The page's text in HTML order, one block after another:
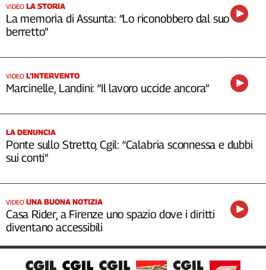
VIDEO LA STORIA
La memoria di Assunta: “Lo riconobbero dal suo
berretto”
VIDEO L’INTERVENTO
Marcinelle, Landini: “Il lavoro uccide ancora”
LA DENUNCIA
Ponte sullo Stretto, Cgil: “Calabria sconnessa e dubbi
sui conti”
VIDEO UNA BUONA NOTIZIA
Casa Rider, a Firenze uno spazio dove i diritti
diventano accessibili